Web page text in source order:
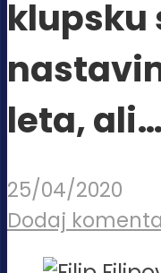
klupsku
leta, ali…
25/04/2020
Dodaj